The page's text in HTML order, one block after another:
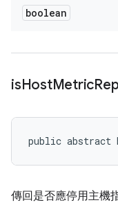
boolean
isHostMetric
public abstract
傳回是否應停用主機